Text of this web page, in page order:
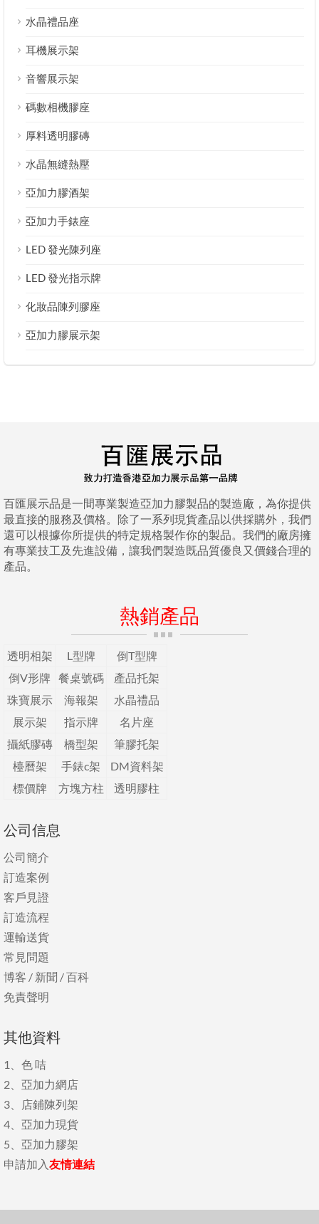
水晶禮品座
耳機展示架
音響展示架
碼數相機膠座
厚料透明膠磚
水晶無縫熱壓
亞加力膠酒架
亞加力手錶座
LED 發光陳列座
LED 發光指示牌
化妝品陳列膠座
亞加力膠展示架
百匯展示品是一間專業製造亞加力膠製品的製造廠，為你提供
最直接的服務及價格。除了一系列現貨產品以供採購外，我們
還可以根據你所提供的特定規格製作你的製品。我們的廠房擁
有專業技工及先進設備，讓我們製造既品質優良又價錢合理的
產品。
熱銷產品
透明相架 L型牌
倒T型牌
倒V形牌
餐桌號碼
產品托架
珠寶展示
海報架
水晶禮品
展示架
指示牌
名片座
攝紙膠磚
橋型架
筆膠托架
檯曆架
手錶c架
DM資料架
標價牌
方塊方柱 透明膠柱
公司信息
公司簡介
訂造案例
客戶見證
訂造流程
運輸送貨
常見問題
博客 / 新聞 /百科
免責聲明
其他資料
1、 色 咭
2、 亞加力網店
3、
店鋪陳列架
4、 亞加力現貨
5、 亞加力膠架
申請加入 友情連結